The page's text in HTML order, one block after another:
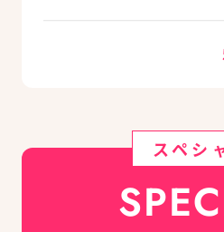
スペシ